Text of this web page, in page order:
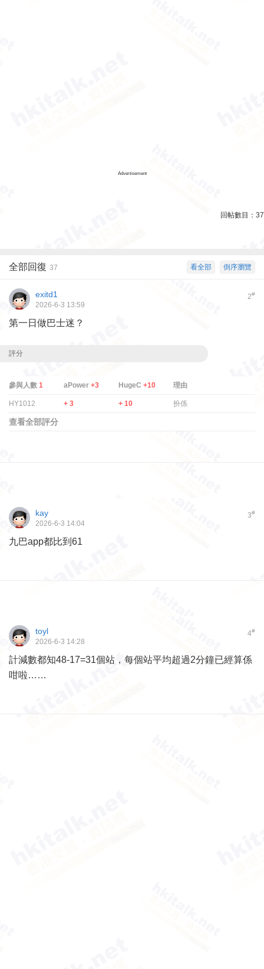
Advertisement
回帖數目： 37
倒序瀏覽
看全部
全部回復 37
2#
exitd1
2026-6-3 13:59
第一日做巴士迷？
評分
參與人數 1 aPower +3 HugeC +10 理由
HY1012 + 3 + 10 扮係
查看全部評分
3#
kay
2026-6-3 14:04
九巴app都比到61
4#
toyl
2026-6-3 14:28
計減數都知48-17=31個站，每個站平均超過2分鐘已經算係
咁啦……